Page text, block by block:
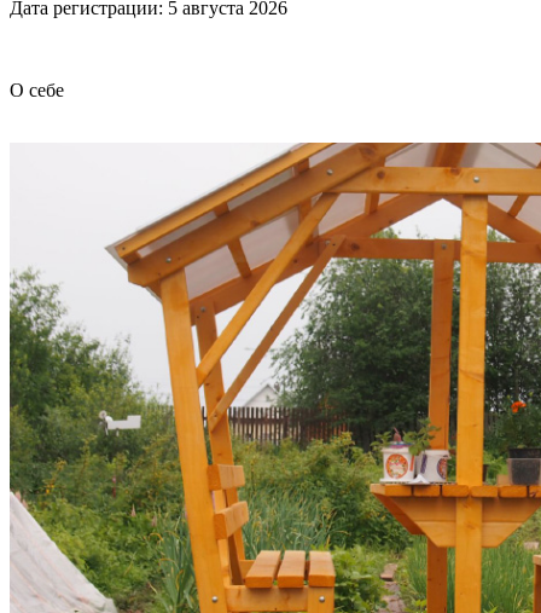
Дата регистрации: 5 августа 2026
О себе